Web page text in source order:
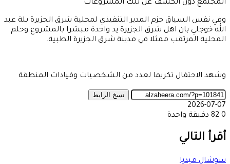
المجتمع دون الكشف عن تلك المشروعات
وفي نفس السياق جزم المدير التنفيذي لمحلية شرق الجزيرة بلة عبد
الله خوجلي بان اهل شرق الجزيرة يد واحدة مبشرا بالمشروع وحلم
المحلية المرتقب ممثلا في مدينة شرق الجزيرة الطبية.
وشهد الاحتفال تكريما لعدد من الشخصيات وقيادات المنطقة
نسخ الرابط
2026-07-07
0
دقيقة واحدة
عبر
البريد
أقرأ التالي
سوشال ميديا